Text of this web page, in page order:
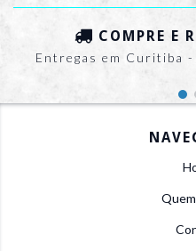
COMPRE E
Entregas em Curitiba